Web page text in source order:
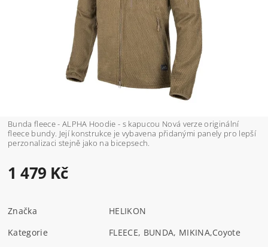
Bunda fleece - ALPHA Hoodie - s kapucou Nová verze originální
fleece bundy. Její konstrukce je vybavena přidanými panely pro lepší
perzonalizaci stejně jako na bicepsech.
1 479 Kč
Značka
HELIKON
Kategorie
FLEECE, BUNDA, MIKINA,Coyote